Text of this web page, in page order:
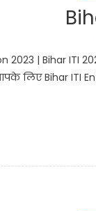
2023 | Bihar ITI
लिए Bihar ITI